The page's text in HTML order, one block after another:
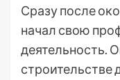
Сразу после
начал свою
деятельность.
строительстве